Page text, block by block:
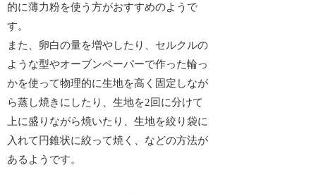
的に薄力粉を使う方がおすすめのようで
す。
また、卵白の量を増やしたり、セルクルの
ような型やオーブンペーパーで作った輪っ
かを使って物理的に生地を高く固定しなが
ら蒸し焼きにしたり、生地を2回に分けて
上に盛りながら焼いたり、生地を絞り袋に
入れて円錐状に絞って焼く、などの方法が
あるようです。